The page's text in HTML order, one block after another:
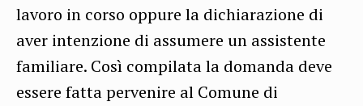
lavoro in corso oppure la dichiarazione di
aver intenzione di assumere un assistente
familiare. Così compilata la domanda deve
essere fatta pervenire al Comune di